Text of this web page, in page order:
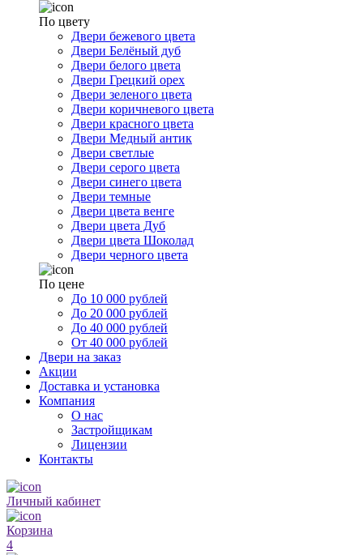
По цвету
Двери бежевого цвета
Двери Белёный дуб
Двери белого цвета
Двери Грецкий орех
Двери зеленого цвета
Двери коричневого цвета
Двери красного цвета
Двери Медный антик
Двери светлые
Двери серого цвета
Двери синего цвета
Двери темные
Двери цвета венге
Двери цвета Дуб
Двери цвета Шоколад
Двери черного цвета
По цене
До 10 000 рублей
До 20 000 рублей
До 40 000 рублей
От 40 000 рублей
Двери на заказ
Акции
Доставка и установка
Компания
О нас
Застройщикам
Лицензии
Контакты
Личный кабинет
Корзина
4